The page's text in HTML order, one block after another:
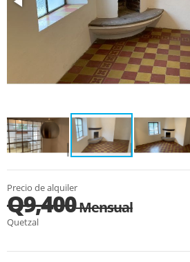
Precio de alquiler
Q9,400Mensual
Quetzal